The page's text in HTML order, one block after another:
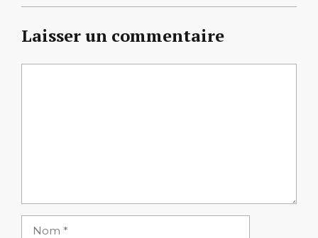
Laisser un commentaire